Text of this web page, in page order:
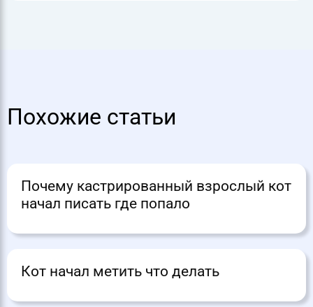
Похожие статьи
Почему кастрированный взрослый кот
начал писать где попало
Кот начал метить что делать